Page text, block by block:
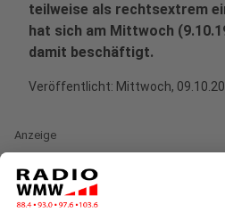
teilweise als rechtsextrem
hat sich am Mittwoch
damit beschäftigt.
Veröffentlicht: Mittwoch,
Anzeige
Mischung von